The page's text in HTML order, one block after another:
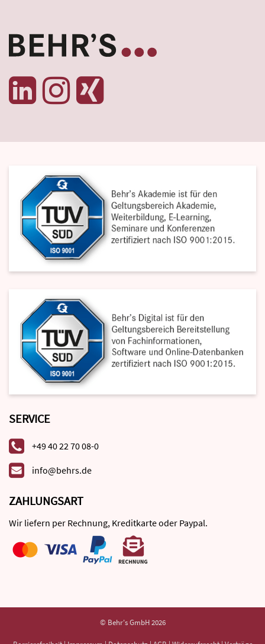
SERVICE
+49 40 22 70 08-0
info@behrs.de
ZAHLUNGSART
Wir liefern per Rechnung, Kreditkarte oder Paypal.
© Behr's GmbH 2026